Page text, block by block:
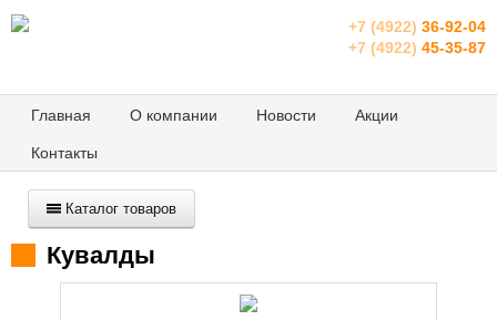
+7 (4922) 36-92-04
+7 (4922) 45-35-87
Главная О компании Новости Акции
Контакты
Каталог товаров
Кувалды